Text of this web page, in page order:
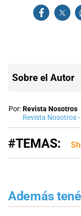
Sobre el Autor
Por:Revista Nosotros
Revista Nosotros
#TEMAS:
Además